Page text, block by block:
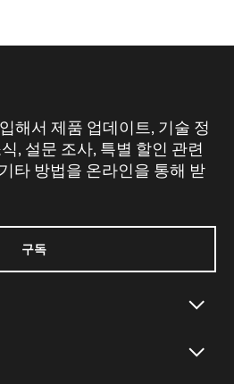
해서 제품 업데이트, 기술 정
, 설문 조사, 특별 할인 관련
타 방법을 온라인을 통해 받
구독